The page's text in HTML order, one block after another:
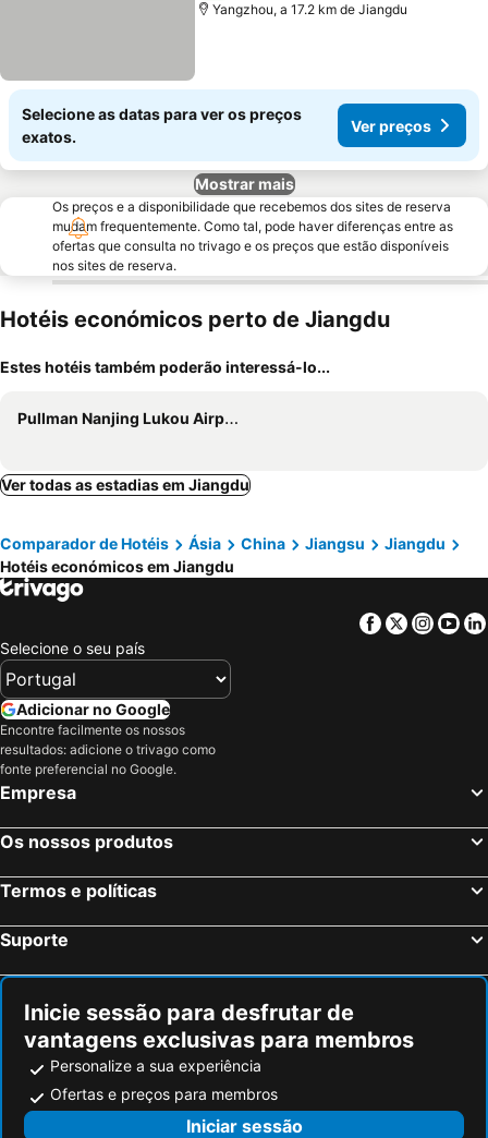
Yangzhou, a 17.2 km de Jiangdu
Selecione as datas para ver os preços
exatos.
Ver preços
Mostrar mais
Os preços e a disponibilidade que recebemos dos sites de reserva
mudam frequentemente. Como tal, pode haver diferenças entre as
ofertas que consulta no trivago e os preços que estão disponíveis
nos sites de reserva.
Hotéis económicos perto de Jiangdu
Estes hotéis também poderão interessá-lo...
Pullman Nanjing Lukou Airport
Ver todas as estadias em Jiangdu
Comparador de Hotéis Ásia China Jiangsu
Jiangdu
Hotéis económicos em Jiangdu
Facebook
Twitter
Selecione o seu país
Adicionar no Google
Encontre facilmente os nossos
resultados: adicione o trivago como
fonte preferencial no Google.
Empresa
Os nossos produtos
Termos e políticas
Suporte
Inicie sessão para desfrutar de
vantagens exclusivas para membros
Personalize a sua experiência
Ofertas e preços para membros
Iniciar sessão